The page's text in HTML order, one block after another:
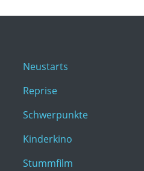
Neustarts
Reprise
Schwerpunkte
Kinderkino
Stummfilm